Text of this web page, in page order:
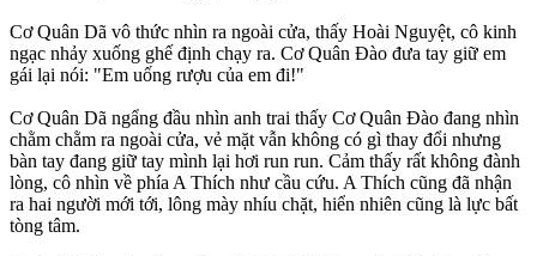
Cơ Quân Dã vô thức nhìn ra ngoài cửa, thấy Hoài Nguyệt, cô kinh
ngạc nhảy xuống ghế định chạy ra. Cơ Quân Đào đưa tay giữ em
gái lại nói: "Em uống rượu của em đi!"
Cơ Quân Dã ngẩng đầu nhìn anh trai thấy Cơ Quân Đào đang nhìn
chằm chằm ra ngoài cửa, vẻ mặt vẫn không có gì thay đổi nhưng
bàn tay đang giữ tay mình lại hơi run run. Cảm thấy rất không đành
lòng, cô nhìn về phía A Thích như cầu cứu. A Thích cũng đã nhận
ra hai người mới tới, lông mày nhíu chặt, hiển nhiên cũng là lực bất
tòng tâm.